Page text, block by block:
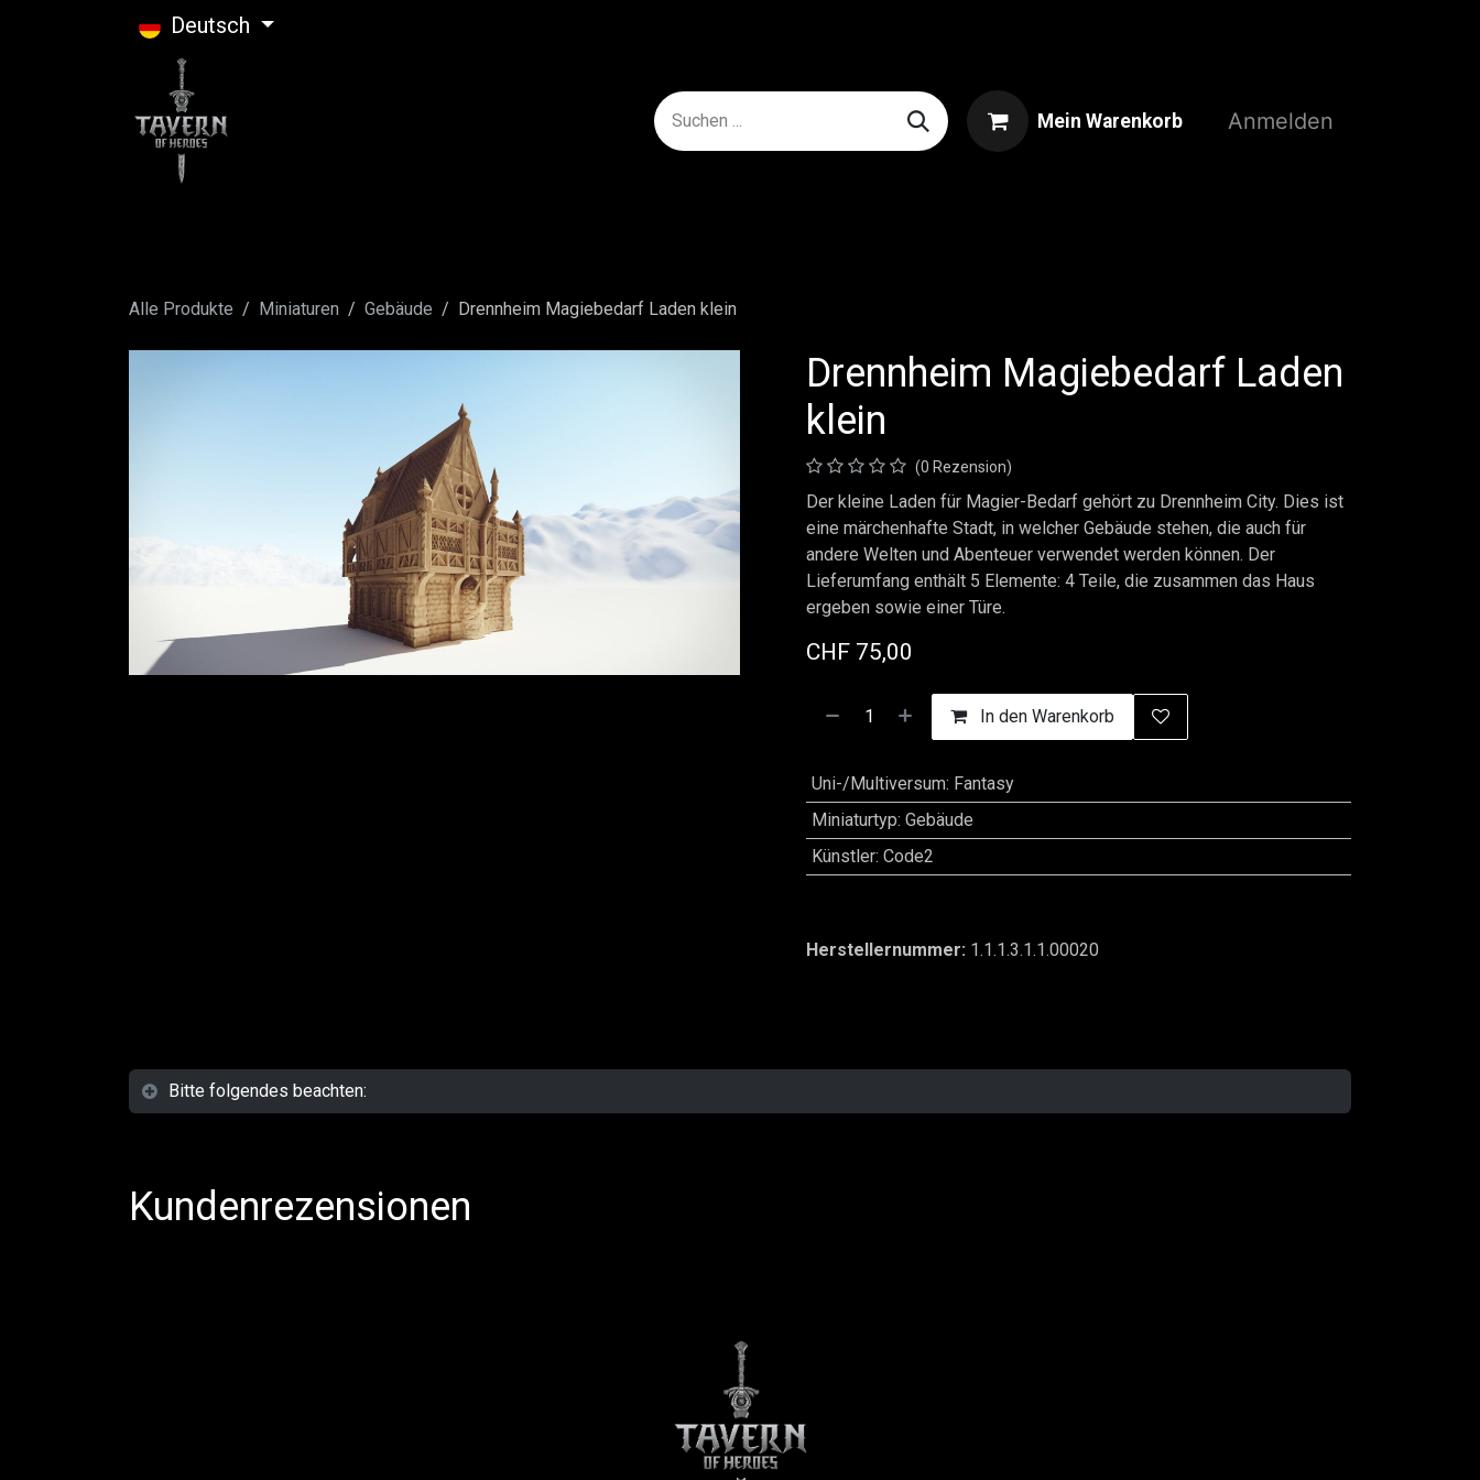
Deutsch
Mein Warenkorb Anmelden
Alle Produkte Miniaturen Gebäude Drennheim Magiebedarf Laden klein
Drennheim Magiebedarf Laden
klein
(0 Rezension)
Der kleine Laden für Magier-Bedarf gehört zu Drennheim City. Dies ist
eine märchenhafte Stadt, in welcher Gebäude stehen, die auch für
andere Welten und Abenteuer verwendet werden können. Der
Lieferumfang enthält 5 Elemente: 4 Teile, die zusammen das Haus
ergeben sowie einer Türe.
CHF 75,00
In den Warenkorb
Uni-/Multiversum: Fantasy
Miniaturtyp: Gebäude
Künstler: Code2
Herstellernummer: 1.1.1.3.1.1.00020
Bitte folgendes beachten:
Kundenrezensionen